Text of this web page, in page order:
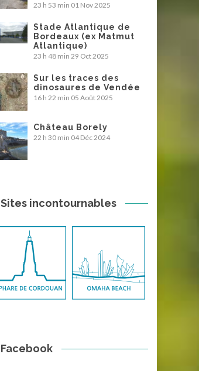
23 h 53 min 01 Nov 2025
Stade Atlantique de
Bordeaux (ex Matmut
Atlantique)
23 h 48 min 29 Oct 2025
Sur les traces des
dinosaures de Vendée
16 h 22 min 05 Août 2025
Château Borely
22 h 30 min 04 Déc 2024
Sites incontournables
Facebook